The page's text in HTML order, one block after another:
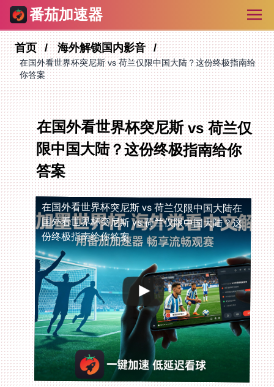
番茄加速器
首页 海外解锁国内影音
在国外看世界杯突尼斯 vs 荷兰仅限中国大陆？这份终极指南给
你答案
在国外看世界杯突尼斯 vs 荷兰仅
限中国大陆？这份终极指南给你
答案
在国外看世界杯突尼斯 vs 荷兰仅限中国大陆在
国外看世界杯突尼斯 vs 荷兰仅限中国大陆？这
份终极指南给你答案